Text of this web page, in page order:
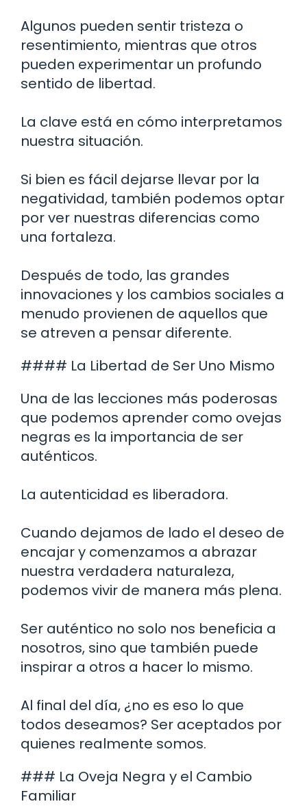
Algunos pueden sentir tristeza o
resentimiento, mientras que otros
pueden experimentar un profundo
sentido de libertad.
La clave está en cómo interpretamos
nuestra situación.
Si bien es fácil dejarse llevar por la
negatividad, también podemos optar
por ver nuestras diferencias como
una fortaleza.
Después de todo, las grandes
innovaciones y los cambios sociales a
menudo provienen de aquellos que
se atreven a pensar diferente.
#### La Libertad de Ser Uno Mismo
Una de las lecciones más poderosas
que podemos aprender como ovejas
negras es la importancia de ser
auténticos.
La autenticidad es liberadora.
Cuando dejamos de lado el deseo de
encajar y comenzamos a abrazar
nuestra verdadera naturaleza,
podemos vivir de manera más plena.
Ser auténtico no solo nos beneficia a
nosotros, sino que también puede
inspirar a otros a hacer lo mismo.
Al final del día, ¿no es eso lo que
todos deseamos? Ser aceptados por
quienes realmente somos.
### La Oveja Negra y el Cambio
Familiar